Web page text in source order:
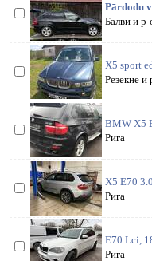
Pārdodu
Балви и
X5 sport
Резекне и
BMW X5
Рига
X5 E70
Рига
E70 Lci,
Рига